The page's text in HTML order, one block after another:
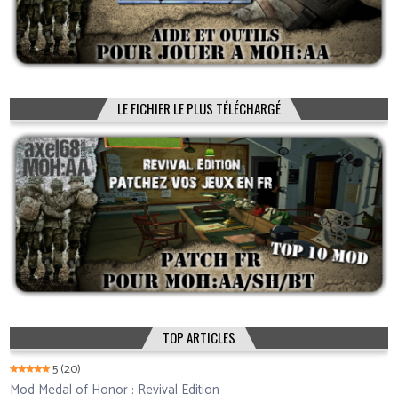
LE FICHIER LE PLUS TÉLÉCHARGÉ
TOP ARTICLES
5(20)
Mod Medal of Honor : Revival Edition